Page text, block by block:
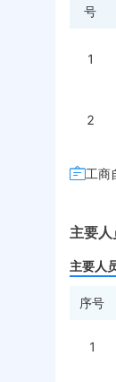
号
1
2
工商
主要人
主要人
序号
1